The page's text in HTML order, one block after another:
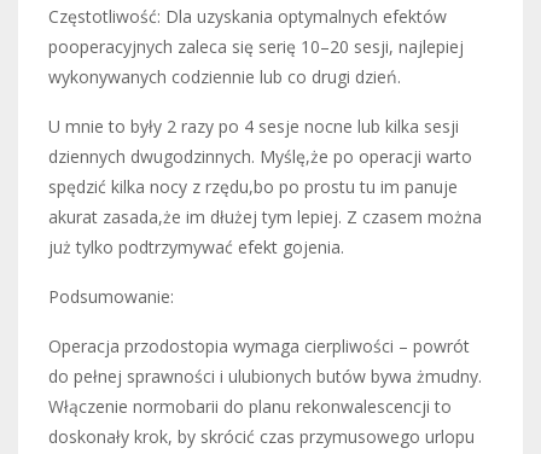
Częstotliwość: Dla uzyskania optymalnych efektów
pooperacyjnych zaleca się serię 10–20 sesji, najlepiej
wykonywanych codziennie lub co drugi dzień.
U mnie to były 2 razy po 4 sesje nocne lub kilka sesji
dziennych dwugodzinnych. Myślę,że po operacji warto
spędzić kilka nocy z rzędu,bo po prostu tu im panuje
akurat zasada,że im dłużej tym lepiej. Z czasem można
już tylko podtrzymywać efekt gojenia.
Podsumowanie:
Operacja przodostopia wymaga cierpliwości – powrót
do pełnej sprawności i ulubionych butów bywa żmudny.
Włączenie normobarii do planu rekonwalescencji to
doskonały krok, by skrócić czas przymusowego urlopu